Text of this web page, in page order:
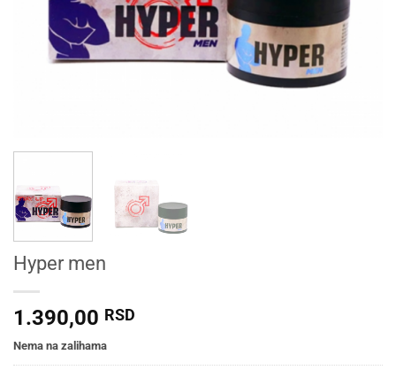
Hyper men
1.390,00 RSD
Nema na zalihama